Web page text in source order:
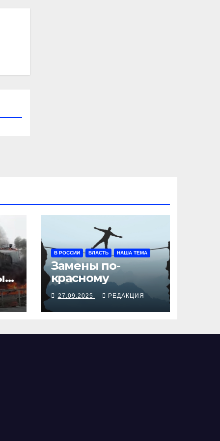
В РОССИИ ВЛАСТЬ НАША ТЕМА
Замены по-
красному
27.09.2025 РЕДАКЦИЯ